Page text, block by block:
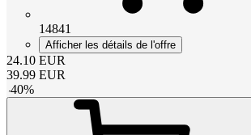
14841
Afficher les détails de l'offre
24.10 EUR
39.99 EUR
-40%